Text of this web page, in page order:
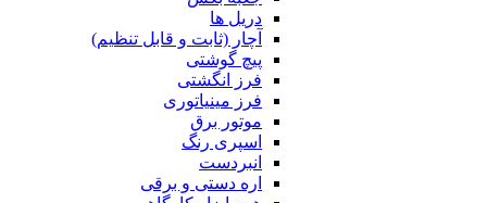
دریل ها
آچار (ثابت و قابل تنظیم)
پیچ گوشتی
فرز انگشتی
فرز مینیاتوری
موتور برق
اسپری رنگ
انبردست
اره دستی و برقی